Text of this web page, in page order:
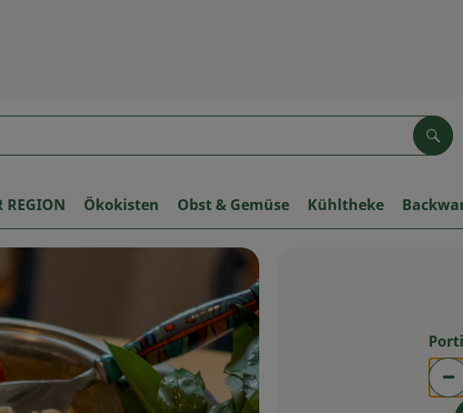
REGION Ökokisten Obst & Gemüse Kühltheke